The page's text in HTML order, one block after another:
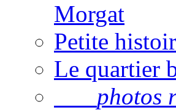
Morgat
Petite
Le quartier
photos